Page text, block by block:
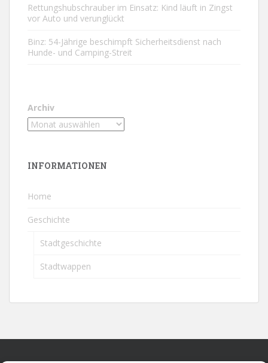
Rettungshubschrauber im Einsatz: Kind läuft in Zingst
vor Auto und verunglückt
Binz: 54-Jährige beschimpft Sicherheitsdienst nach
Hunde- und Camping-Streit
Archiv
INFORMATIONEN
Home
Geschichte
Stadtgeschichte
Stadtwappen